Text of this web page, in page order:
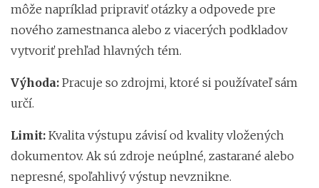
môže napríklad pripraviť otázky a odpovede pre
nového zamestnanca alebo z viacerých podkladov
vytvoriť prehľad hlavných tém.
Výhoda: Pracuje so zdrojmi, ktoré si používateľ sám
určí.
Limit: Kvalita výstupu závisí od kvality vložených
dokumentov. Ak sú zdroje neúplné, zastarané alebo
nepresné, spoľahlivý výstup nevznikne.